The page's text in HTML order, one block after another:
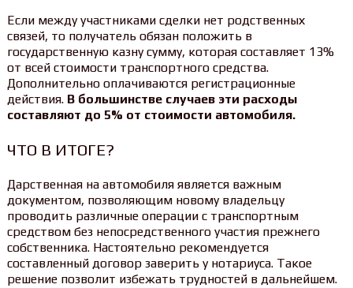
Если между участниками сделки нет родственных
связей, то получатель обязан положить в
государственную казну сумму, которая составляет 13%
от всей стоимости транспортного средства.
Дополнительно оплачиваются регистрационные
действия. В большинстве случаев эти расходы
составляют до 5% от стоимости автомобиля.
ЧТО В ИТОГЕ?
Дарственная на автомобиля является важным
документом, позволяющим новому владельцу
проводить различные операции с транспортным
средством без непосредственного участия прежнего
собственника. Настоятельно рекомендуется
составленный договор заверить у нотариуса. Такое
решение позволит избежать трудностей в дальнейшем.